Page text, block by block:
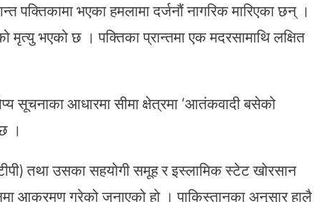
पक्तिकामा भएका हमलामा दर्जनौं नागरिक मारिएका छन् ।
भएको छ । पक्तिका प्रान्तमा एक मदरसामाथि लक्षित
सूचनाका आधारमा सीमा क्षेत्रमा ‘आतंकवादी बसेको
।
तथा उसका सहयोगी समूह र इस्लामिक स्टेट खोरसान
आक्रमण गरेको जनाएको हो । पाकिस्तानका अनुसार हालै